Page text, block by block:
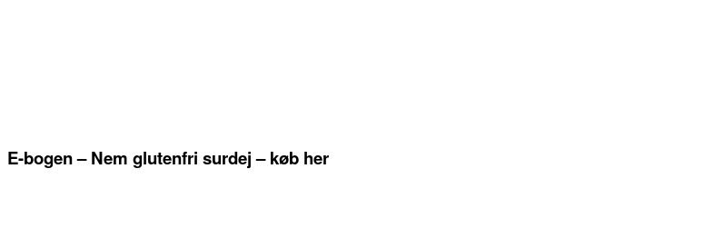
E-bogen – Nem glutenfri surdej – køb her